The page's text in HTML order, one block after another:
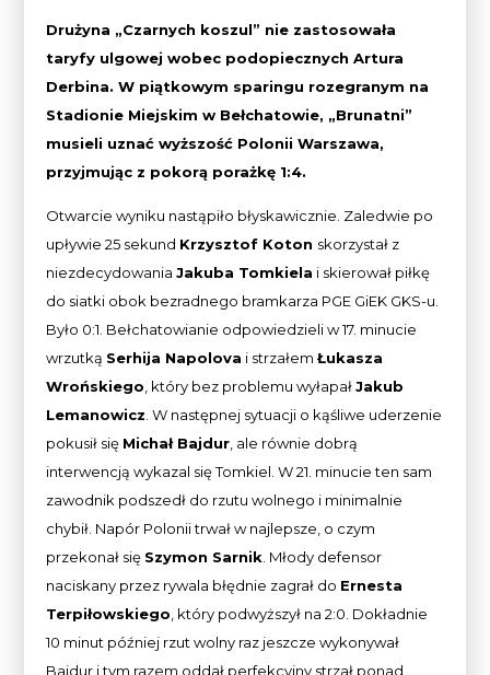
Drużyna „Czarnych koszul” nie zastosowała
taryfy ulgowej wobec podopiecznych Artura
Derbina. W piątkowym sparingu rozegranym na
Stadionie Miejskim w Bełchatowie, „Brunatni”
musieli uznać wyższość Polonii Warszawa,
przyjmując z pokorą porażkę 1:4.
Otwarcie wyniku nastąpiło błyskawicznie. Zaledwie po
upływie 25 sekund Krzysztof Koton skorzystał z
niezdecydowaniaJakuba Tomkiela i skierował piłkę
do siatki obok bezradnego bramkarza PGE GiEK GKS-u.
Było 0:1. Bełchatowianie odpowiedzieli w 17. minucie
wrzutką Serhija Napolova i strzałemŁukasza
Wrońskiego, który bez problemu wyłapałJakub
Lemanowicz. W następnej sytuacji o kąśliwe uderzenie
pokusił się Michał Bajdur, ale równie dobrą
interwencją wykazal się Tomkiel. W 21. minucie ten sam
zawodnik podszedł do rzutu wolnego i minimalnie
chybił. Napór Polonii trwał w najlepsze, o czym
przekonał się Szymon Sarnik. Młody defensor
naciskany przez rywala błędnie zagrał do Ernesta
Terpiłowskiego, który podwyższył na 2:0. Dokładnie
10 minut później rzut wolny raz jeszcze wykonywał
Bajdur i tym razem oddał perfekcyjny strzał ponad